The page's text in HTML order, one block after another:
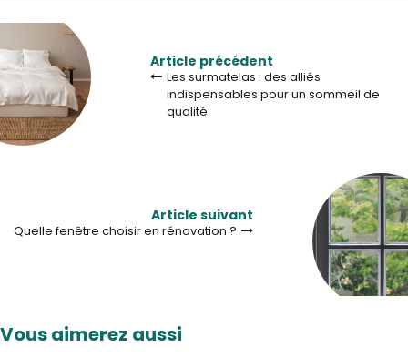
Article précédent
Les surmatelas : des alliés
indispensables pour un sommeil de
qualité
Article suivant
Quelle fenêtre choisir en rénovation ?
Vous aimerez aussi